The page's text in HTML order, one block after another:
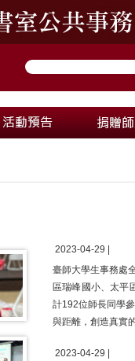
2023-04-29 |
臺師大學生事務處
區瑞峰國小、太平
計192位師長同學
與距離，創造真實
2023-04-29 |